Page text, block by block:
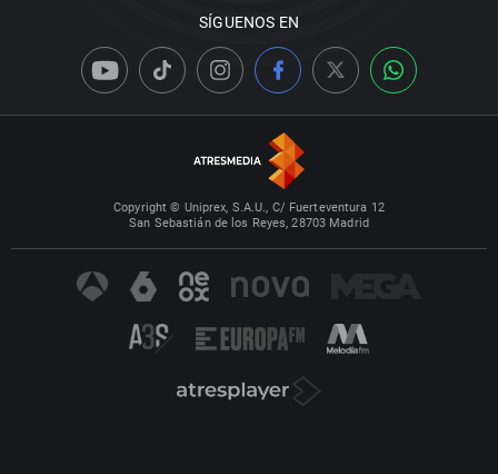
SÍGUENOS EN
Copyright © Uniprex, S.A.U., C/ Fuerteventura 12
San Sebastián de los Reyes, 28703 Madrid